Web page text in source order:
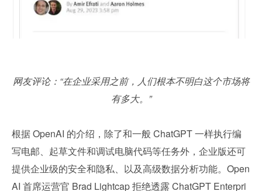
网友评论：“在企业采用之前，人们根本不明白这个市场将
有多大。”
根据 OpenAI 的介绍，除了和一般 ChatGPT 一样执行编
写电邮、起草文件和调试电脑代码等任务外，企业版还可
提供企业级的安全和隐私、以及高级数据分析功能。Open
AI 首席运营官 Brad Lightcap 拒绝透露 ChatGPT Enterpri